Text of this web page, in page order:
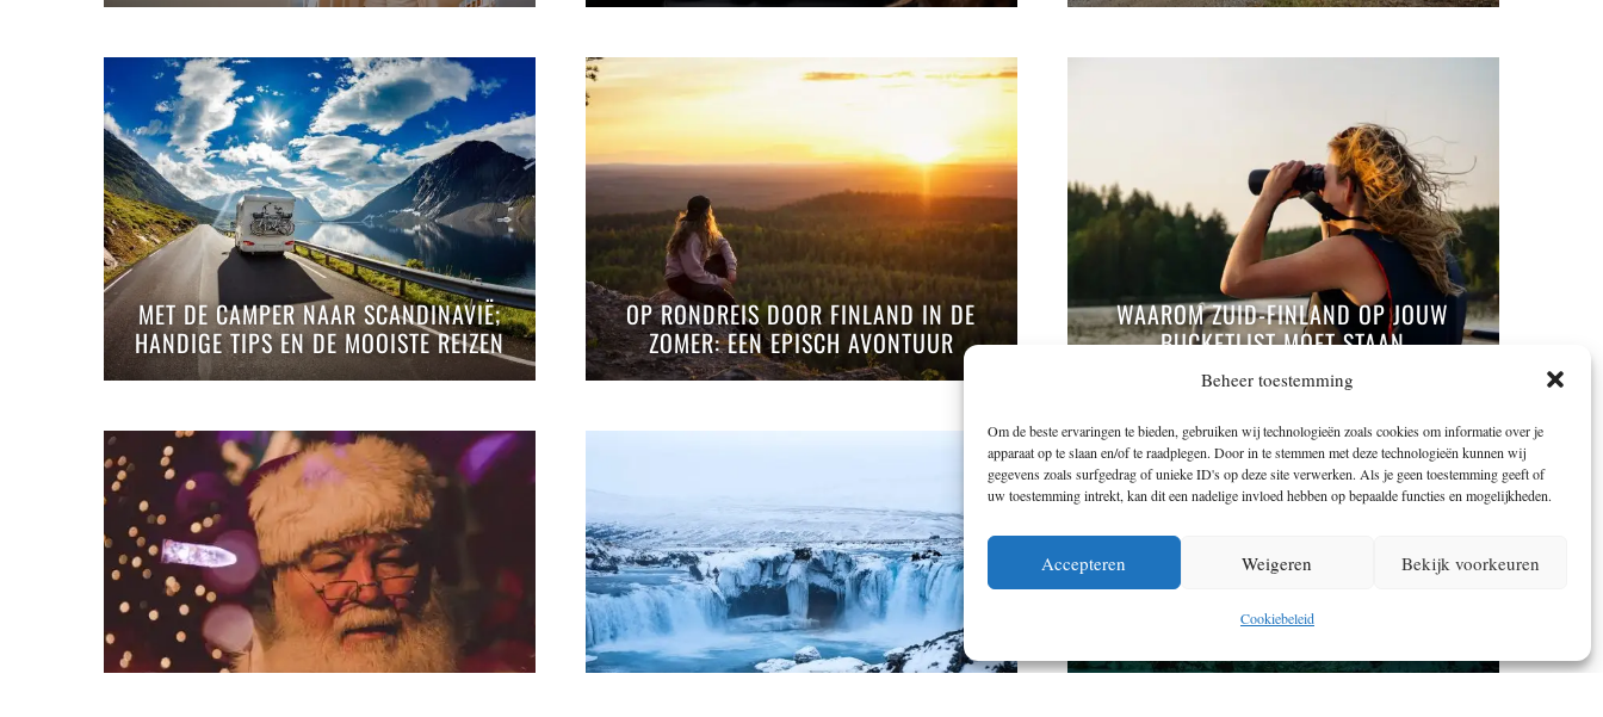
Beheer toestemming
Om de beste ervaringen te bieden, gebruiken wij technologieën zoals cookies om informatie over je
apparaat op te slaan en/of te raadplegen. Door in te stemmen met deze technologieën kunnen wij
gegevens zoals surfgedrag of unieke ID's op deze site verwerken. Als je geen toestemming geeft of
uw toestemming intrekt, kan dit een nadelige invloed hebben op bepaalde functies en mogelijkheden.
Accepteren Weigeren Bekijk voorkeuren
Cookiebeleid
MET DE CAMPER NAAR SCANDINAVIË;
HANDIGE TIPS EN DE MOOISTE REIZEN
OP RONDREIS DOOR FINLAND IN DE
ZOMER: EEN EPISCH AVONTUUR
WAAROM ZUID-FINLAND OP JOUW
BUCKETLIST MOET STAAN